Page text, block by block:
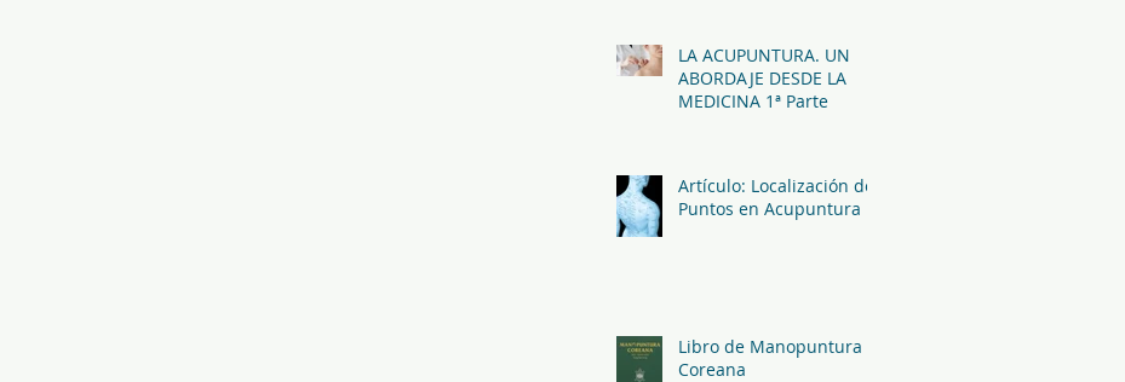
LA ACUPUNTURA. UN
ABORDAJE DESDE LA
MEDICINA 1ª Parte
Artículo: Localización de
Puntos en Acupuntura
Libro de Manopuntura
Coreana